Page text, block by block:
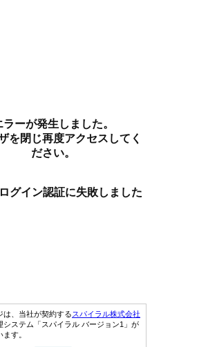
ラーが発生しました。
を閉じ再度アクセスしてく
ださい。
グイン認証に失敗しました
は、当社が契約するスパイラル株式会社
システム「スパイラル バージョン1」が
す。